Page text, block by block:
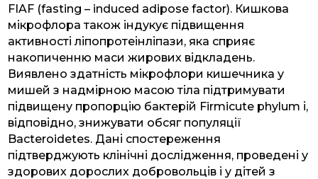
FIAF (fasting – induced adipose factor). Кишкова
мікрофлора також індукує підвищення
активності ліпопротеінліпази, яка сприяє
накопиченню маси жирових відкладень.
Виявлено здатність мікрофлори кишечника у
мишей з надмірною масою тіла підтримувати
підвищену пропорцію бактерій Firmicute phylum і,
відповідно, знижувати обсяг популяції
Bacteroidetes. Дані спостереження
підтверджують клінічні дослідження, проведені у
здорових дорослих добровольців і у дітей з